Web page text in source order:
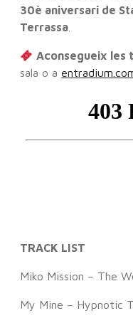
30è aniversari de
Terrassa
Aconsegueix les
sala o a
TRACK LIST
Miko Mission – The
My Mine – Hypnotic